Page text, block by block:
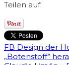
Teilen auf:
FB Design der
„Botenstoff“